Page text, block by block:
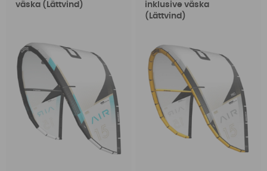
väska (Lättvind)
inklusive väska
(Lättvind)